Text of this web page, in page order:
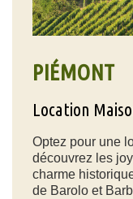
PIÉMONT
Location
Optez pour une
découvrez les
charme
de Barolo et